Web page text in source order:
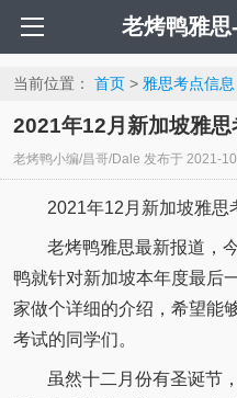
老烤鸭雅
当前位置： 首页> 雅思考点信息
2021年12月新加坡雅
老烤鸭小编/昌哥/Dale 发布于 2021-
2021年12月新加坡雅思
老烤鸭雅思最新报道，
鸭就针对新加坡本年度最后
家做个详细的介绍，希望能
考试的同学们。
虽然十二月份有圣诞节